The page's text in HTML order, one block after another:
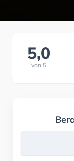
5,0
von 5